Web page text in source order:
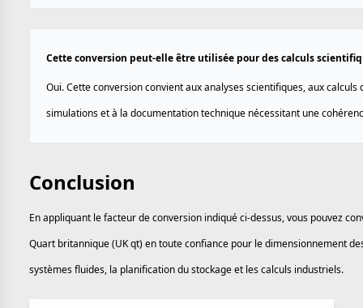
Cette conversion peut-elle être utilisée pour des calculs
Oui. Cette conversion convient aux analyses scientifiques, aux calculs
simulations et à la documentation technique nécessitant une
Conclusion
En appliquant le facteur de conversion indiqué ci-dessus, vous pouvez
Quart britannique (UK qt) en toute confiance pour le dimensionnement
systèmes fluides, la planification du stockage et les calculs industriels.